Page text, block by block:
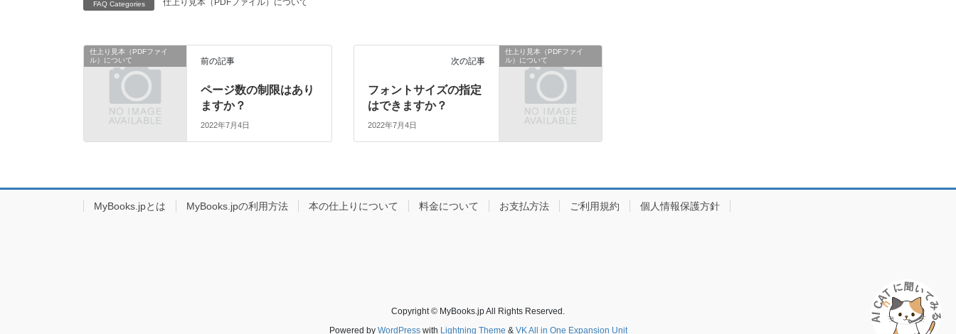
FAQ Categories 仕上り見本（PDFファイル）について
仕上り見本（PDFファイ
ル）について
前の記事
ページ数の制限はあり
ますか？
2022年7月4日
仕上り見本（PDFファイ
ル）について
次の記事
フォントサイズの指定
はできますか？
2022年7月4日
MyBooks.jpとは MyBooks.jpの利用方法 本の仕上りについて 料金について お支払方法 ご利用規約 個人情報保護方針
Copyright © MyBooks.jp All Rights Reserved.
Powered by WordPresswith Lightning Theme & VK All in One Expansion Unit